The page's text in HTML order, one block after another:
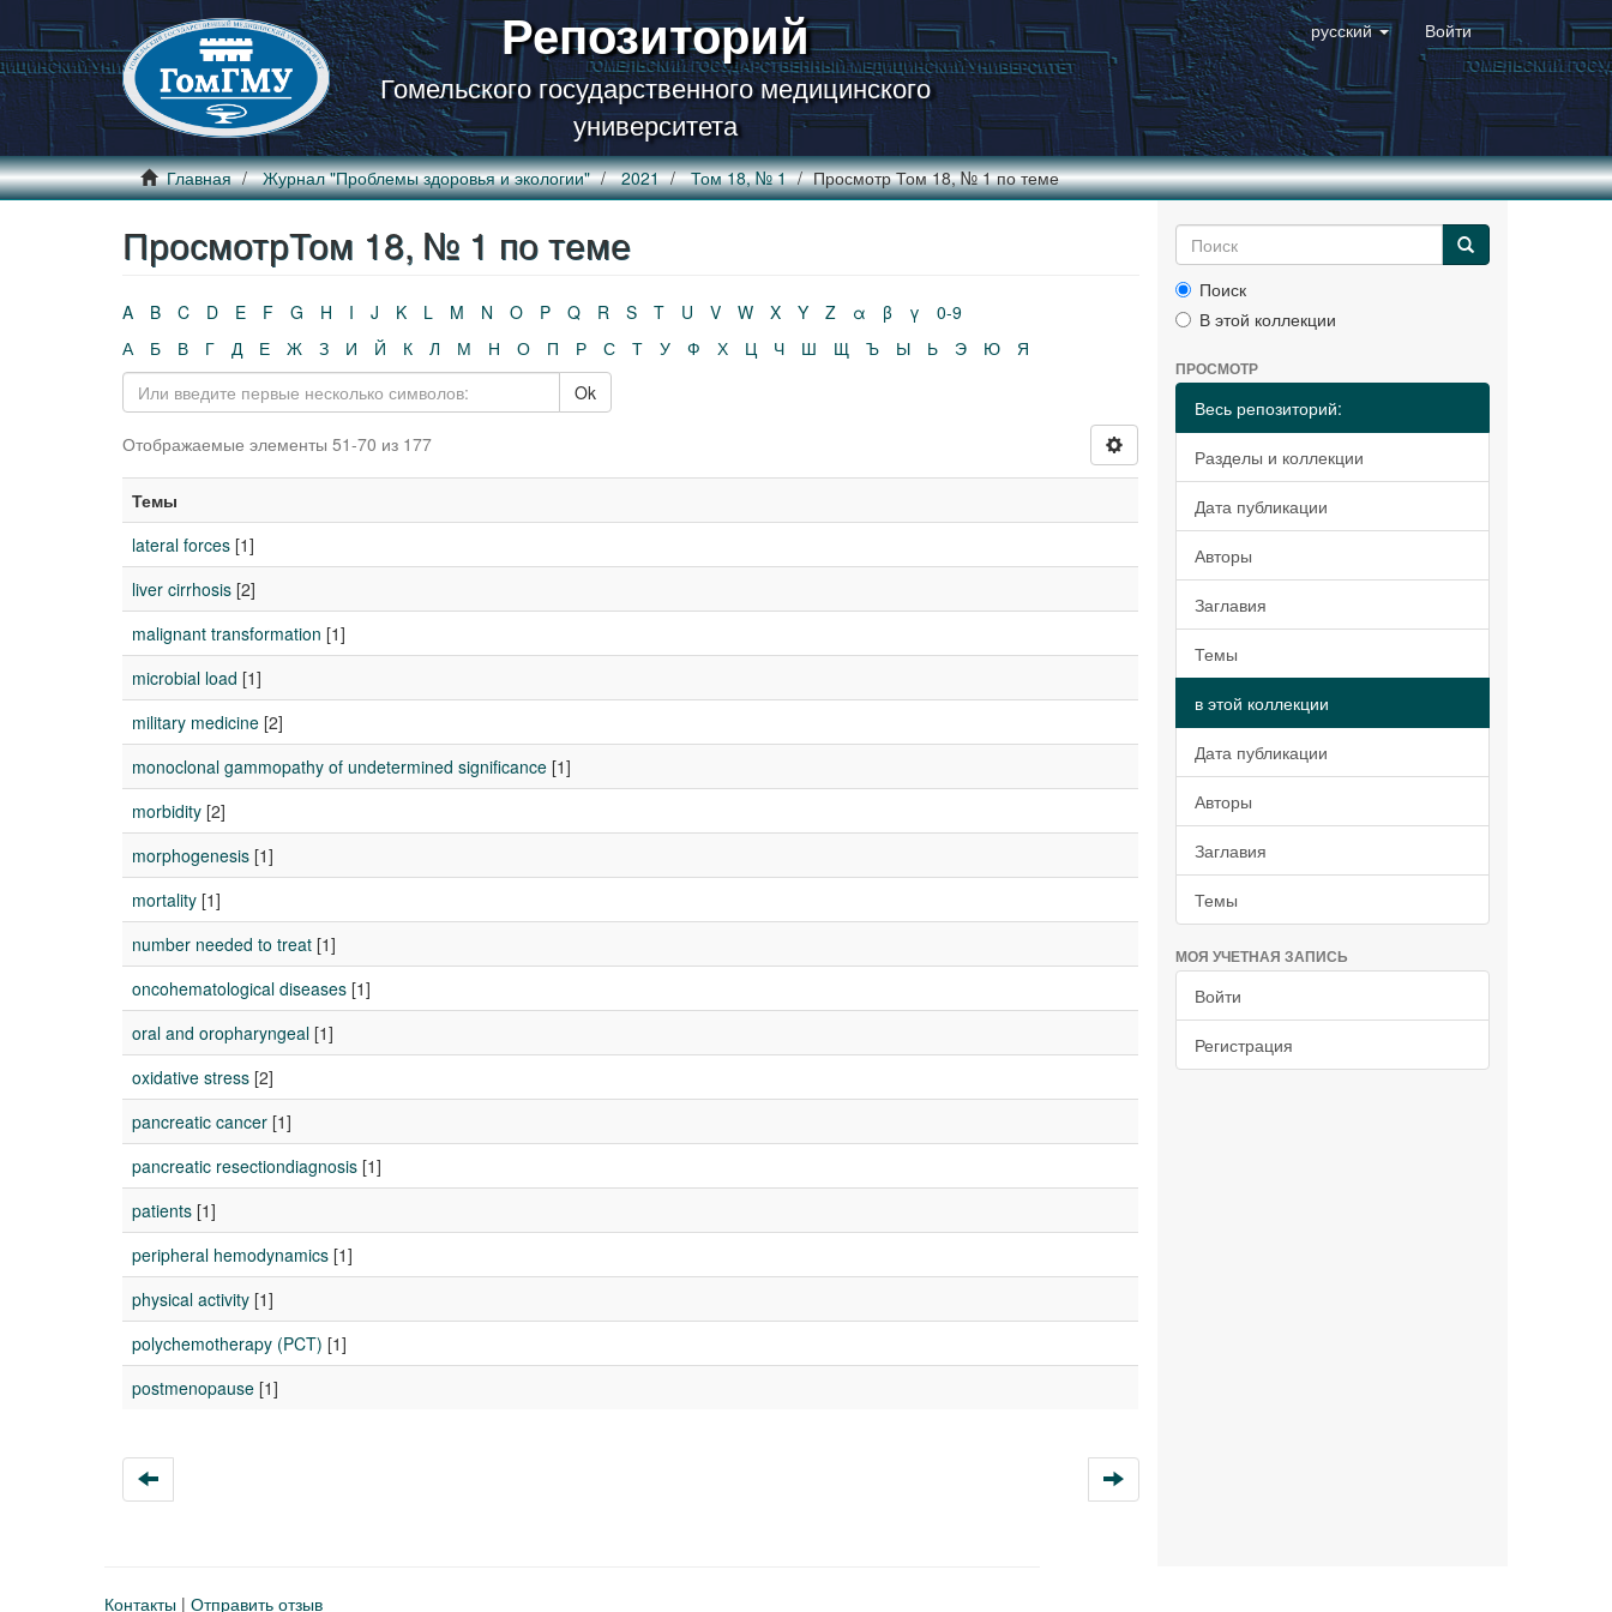
Репозиторий
Гомельского государственного медицинского
университета
русский Войти
Главная Журнал "Проблемы здоровья и экологии" 2021 Том 18, № 1 Просмотр Том 18, № 1 по теме
ПросмотрТом 18, № 1 по теме
A B C D E F G H I J K L M N O P Q R S T U V W X Y Z α β γ
0-9
А
Б В Г Д Е Ж З И Й К Л М Н О П Р С Т У Ф Х Ц Ч Ш Щ Ъ Ы Ь Э Ю
Я
Ok
Отображаемые элементы 51-70 из 177
Темы
lateral forces [1]
liver cirrhosis [2]
malignant transformation [1]
microbial load [1]
military medicine [2]
monoclonal gammopathy of undetermined significance [1]
morbidity [2]
morphogenesis [1]
mortality [1]
number needed to treat [1]
oncohematological diseases [1]
oral and oropharyngeal [1]
oxidative stress [2]
pancreatic cancer [1]
pancreatic resectiondiagnosis [1]
patients [1]
peripheral hemodynamics [1]
physical activity [1]
polychemotherapy (PCT) [1]
postmenopause [1]
Поиск
В этой коллекции
ПРОСМОТР
Весь репозиторий:
Разделы и коллекции
Дата публикации
Авторы
Заглавия
Темы
в этой коллекции
Дата публикации
Авторы
Заглавия
Темы
МОЯ УЧЕТНАЯ ЗАПИСЬ
Войти
Регистрация
Контакты | Отправить отзыв